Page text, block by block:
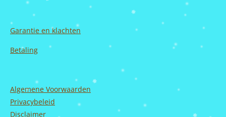
Garantie enklachten
Betaling
Algemene Voorwaarden
Privacybeleid
Disclaimer